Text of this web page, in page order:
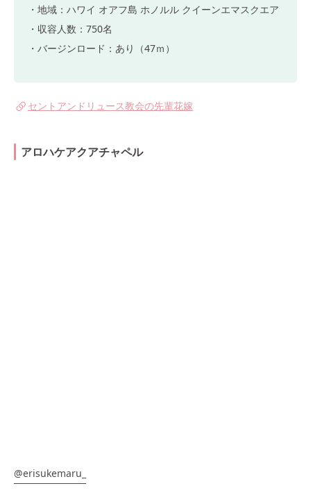
・地域：ハワイ オアフ島 ホノルル クイーンエマスクエア
・収容人数：750名
・バージンロード：あり（47ｍ）
セントアンドリュース教会の先輩花嫁
アロハケアクアチャペル
@erisukemaru_